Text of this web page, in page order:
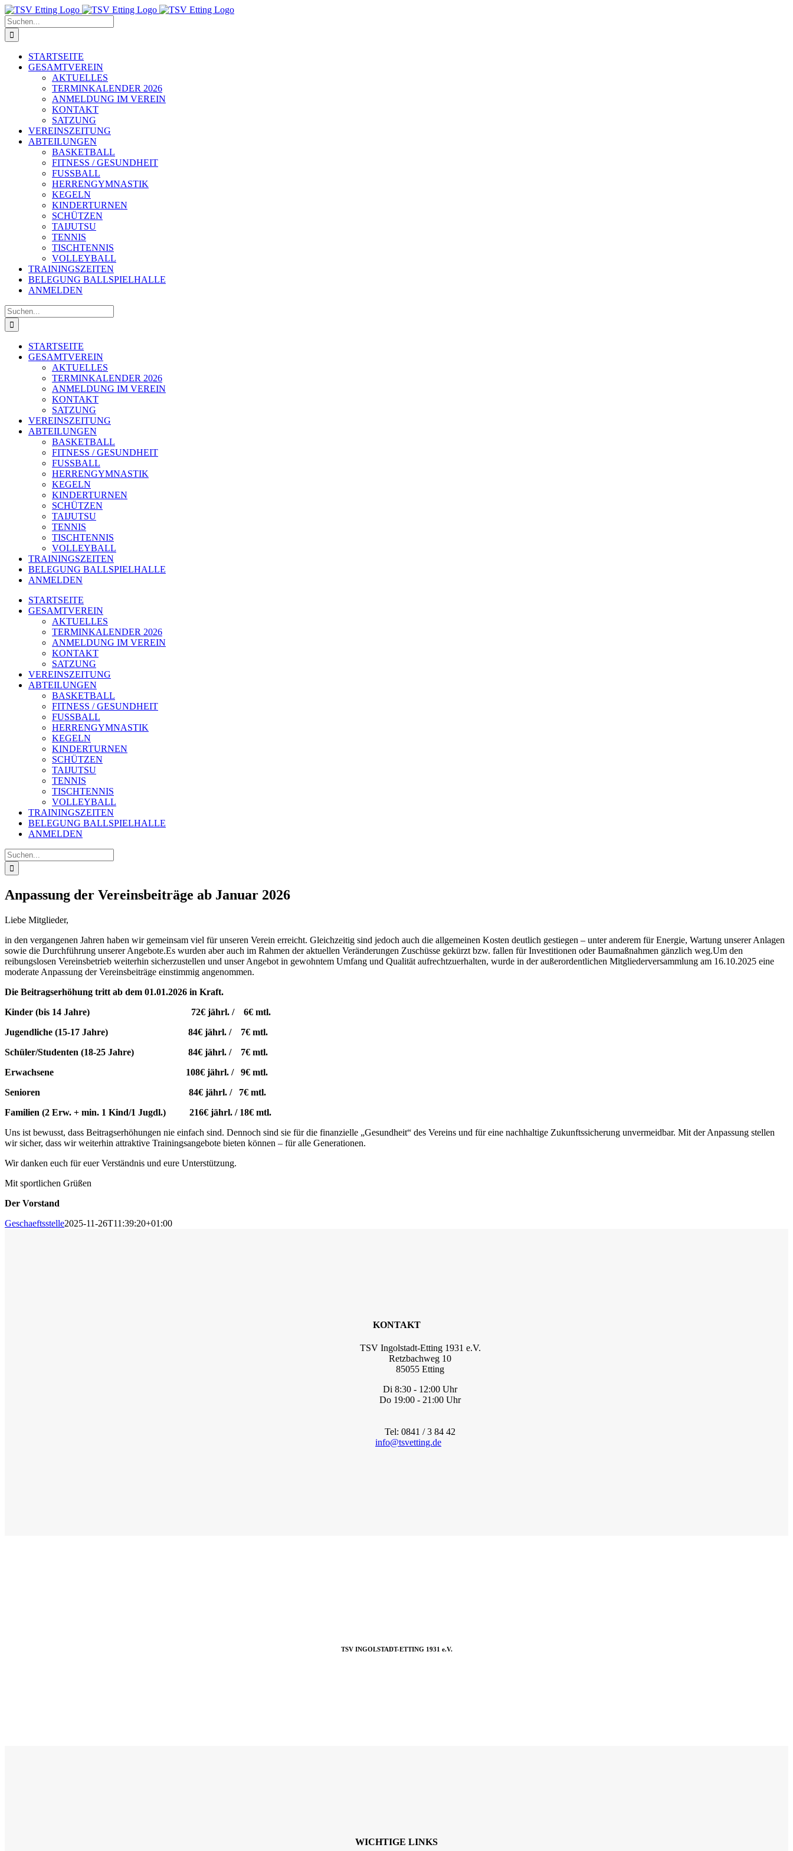
Skip
to
content
Suche
nach:
STARTSEITE
GESAMTVEREIN
AKTUELLES
TERMINKALENDER 2026
ANMELDUNG IM VEREIN
KONTAKT
SATZUNG
VEREINSZEITUNG
ABTEILUNGEN
BASKETBALL
FITNESS / GESUNDHEIT
FUSSBALL
HERRENGYMNASTIK
KEGELN
KINDERTURNEN
SCHÜTZEN
TAIJUTSU
TENNIS
TISCHTENNIS
VOLLEYBALL
TRAININGSZEITEN
BELEGUNG BALLSPIELHALLE
ANMELDEN
Suche
nach:
STARTSEITE
GESAMTVEREIN
AKTUELLES
TERMINKALENDER 2026
ANMELDUNG IM VEREIN
KONTAKT
SATZUNG
VEREINSZEITUNG
ABTEILUNGEN
BASKETBALL
FITNESS / GESUNDHEIT
FUSSBALL
HERRENGYMNASTIK
KEGELN
KINDERTURNEN
SCHÜTZEN
TAIJUTSU
TENNIS
TISCHTENNIS
VOLLEYBALL
TRAININGSZEITEN
BELEGUNG BALLSPIELHALLE
ANMELDEN
STARTSEITE
GESAMTVEREIN
AKTUELLES
TERMINKALENDER 2026
ANMELDUNG IM VEREIN
KONTAKT
SATZUNG
VEREINSZEITUNG
ABTEILUNGEN
BASKETBALL
FITNESS / GESUNDHEIT
FUSSBALL
HERRENGYMNASTIK
KEGELN
KINDERTURNEN
SCHÜTZEN
TAIJUTSU
TENNIS
TISCHTENNIS
VOLLEYBALL
TRAININGSZEITEN
BELEGUNG BALLSPIELHALLE
ANMELDEN
Suche
nach:
Anpassung der Vereinsbeiträge ab Januar 2026
Liebe Mitglieder,
in den vergangenen Jahren haben wir gemeinsam viel für unseren Verein erreicht. Gleichzeitig sind jedoch auch die allgemeinen Kosten deutlich gestiegen – unter anderem für Energie, Wartung unserer Anlagen
sowie die Durchführung unserer Angebote.Es wurden aber auch im Rahmen der aktuellen Veränderungen Zuschüsse gekürzt bzw. fallen für Investitionen oder Baumaßnahmen gänzlich weg.Um den
reibungslosen Vereinsbetrieb weiterhin sicherzustellen und unser Angebot in gewohntem Umfang und Qualität aufrechtzuerhalten, wurde in der außerordentlichen Mitgliederversammlung am 16.10.2025 eine
moderate Anpassung der Vereinsbeiträge einstimmig angenommen.
Die Beitragserhöhung tritt ab dem 01.01.2026 in Kraft.
Kinder (bis 14 Jahre) 72€ jährl. / 6€ mtl.
Jugendliche (15-17 Jahre) 84€ jährl. / 7€ mtl.
Schüler/Studenten (18-25 Jahre) 84€ jährl. / 7€ mtl.
Erwachsene 108€ jährl. / 9€ mtl.
Senioren 84€ jährl. / 7€ mtl.
Familien (2 Erw. + min. 1 Kind/1 Jugdl.) 216€ jährl. / 18€ mtl.
Uns ist bewusst, dass Beitragserhöhungen nie einfach sind. Dennoch sind sie für die finanzielle „Gesundheit“ des Vereins und für eine nachhaltige Zukunftssicherung unvermeidbar. Mit der Anpassung stellen
wir sicher, dass wir weiterhin attraktive Trainingsangebote bieten können – für alle Generationen.
Wir danken euch für euer Verständnis und eure Unterstützung.
Mit sportlichen Grüßen
Der Vorstand
Geschaeftsstelle2025-11-26T11:39:20+01:00
KONTAKT
TSV Ingolstadt-Etting 1931 e.V.
Retzbachweg 10
85055 Etting
Di 8:30 - 12:00 Uhr
Do 19:00 - 21:00 Uhr
Tel: 0841 / 3 84 42
info@tsvetting.de
TSV INGOLSTADT-ETTING 1931 e.V.
WICHTIGE LINKS